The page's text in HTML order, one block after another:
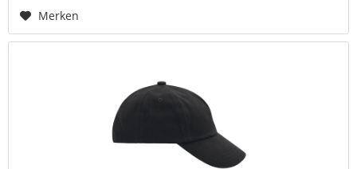
Merken